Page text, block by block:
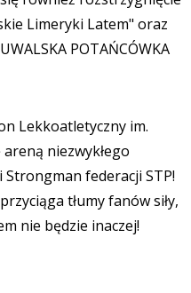
Limeryki Latem" oraz
POTAŃCÓWKA
Lekkoatletyczny im.
niezwykłego
federacji STP!
tłumy fanów siły,
nie będzie inaczej!